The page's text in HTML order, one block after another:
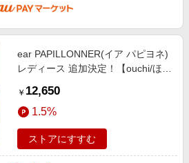
ear PAPILLONNER(イア パピヨネ)
レディース 追加決定！【ouchi/ほし
バッグ Sサイズ ブラック
￥ 12,650
1.5%
ストアにすすむ